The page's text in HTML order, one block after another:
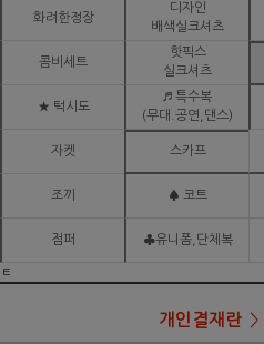
화려한정장
디자인
배색실크셔츠
콤비세트
핫픽스
실크셔츠
★ 턱시도
♬ 특수복
(무대.공연,댄스)
자켓 스카프
조끼 ♠ 코트
점퍼 ♣유니폼,단체복
ㅌ
개인결재란